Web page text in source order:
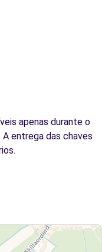
apenas durante o
entrega das chaves